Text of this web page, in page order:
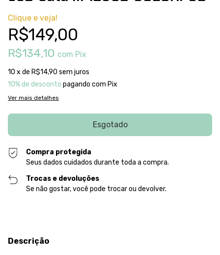
Clique e veja!
R$149,00
R$134,10 com Pix
10 x de R$14,90 sem juros
10% de desconto pagando com Pix
Ver mais detalhes
Compra protegida
Seus dados cuidados durante toda a compra.
Trocas e devoluções
Se não gostar, você pode trocar ou devolver.
Descrição